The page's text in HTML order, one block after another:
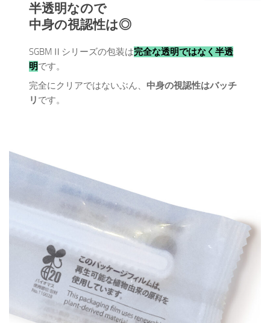
半透明なので
中身の視認性は◎
SGBMⅡシリーズの包装は完全な透明ではなく半透
明です。
完全にクリアではないぶん、中身の視認性はバッチ
リ です。